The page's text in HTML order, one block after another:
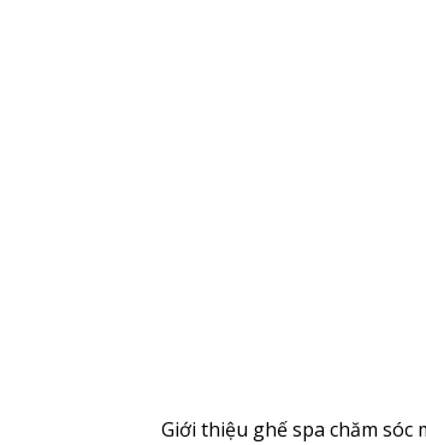
Giới thiệu ghế spa chăm sóc